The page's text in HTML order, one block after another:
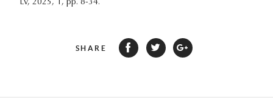
LV, 2025, 1, pp. 8-34.
SHARE